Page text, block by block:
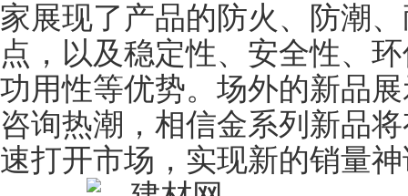
家展现了产品的防火、防潮
点，以及稳定性、安全性、
功用性等优势。场外的新品
咨询热潮，相信金系列新品
速打开市场，实现新的销量